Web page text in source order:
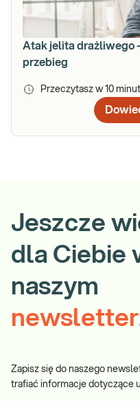
Atak jelita drażliwego
przebieg
Przeczytasz w 10 minut
Jeszcze
dla Ciebie
naszym
Zapisz się do naszego
trafiać informacje dotyczące